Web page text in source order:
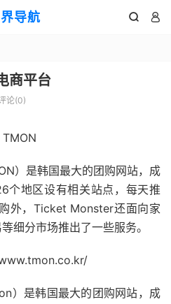
导航  
商平台
论(0)
）是韩国最大的团购网站，成
个地区设有相关站点，每天推
外，Ticket Monster还面向家
细分市场推出了一些服务。
）是韩国最大的团购网站，成